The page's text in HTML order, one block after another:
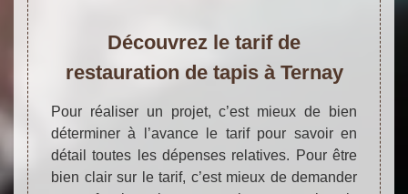
Découvrez le tarif de
restauration de tapis à Ternay
Pour réaliser un projet, c’est mieux de bien
déterminer à l’avance le tarif pour savoir en
détail toutes les dépenses relatives. Pour être
bien clair sur le tarif, c’est mieux de demander